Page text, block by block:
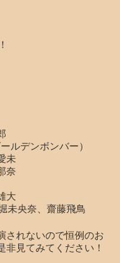
ルデンボンバー）
未
奈
大
未央奈、齋藤飛鳥
されないので恒例のお
見てみてください！